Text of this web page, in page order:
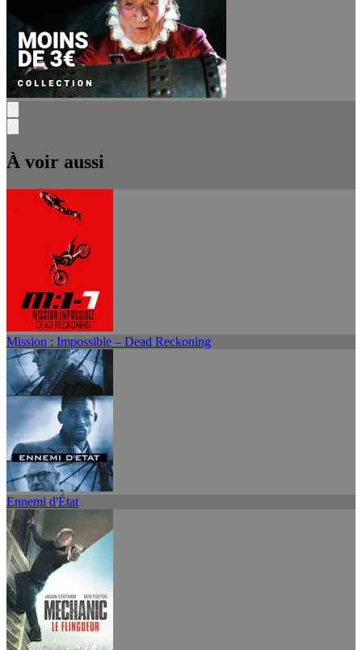
À voir aussi
Mission : Impossible – Dead Reckoning
Ennemi d'État